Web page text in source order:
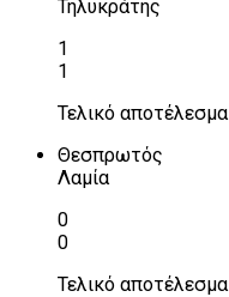
Τηλυκράτης
1
1
Τελικό αποτέλεσμα
Θεσπρωτός
Λαμία
0
0
Τελικό αποτέλεσμα